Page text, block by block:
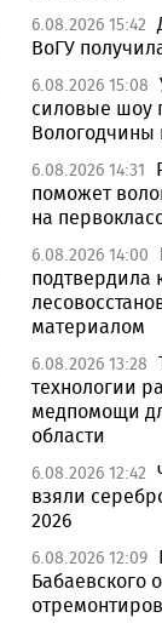
6.08.2026 15:42
ВоГУ
6.08.2026 15:08
силовые шоу
Вологодчины
6.08.2026 14:31
поможет
на
6.08.2026 14:00
подтвердила
материалом
6.08.2026 13:28
технологии
медпомощи
области
6.08.2026 12:42
взяли
2026
6.08.2026 12:09
Бабаевского